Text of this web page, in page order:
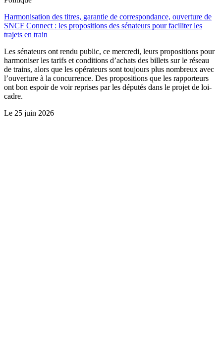
Harmonisation des titres, garantie de correspondance, ouverture de
SNCF Connect : les propositions des sénateurs pour faciliter les
trajets en train
Les sénateurs ont rendu public, ce mercredi, leurs propositions pour
harmoniser les tarifs et conditions d’achats des billets sur le réseau
de trains, alors que les opérateurs sont toujours plus nombreux avec
l’ouverture à la concurrence. Des propositions que les rapporteurs
ont bon espoir de voir reprises par les députés dans le projet de loi-
cadre.
Le 25 juin 2026